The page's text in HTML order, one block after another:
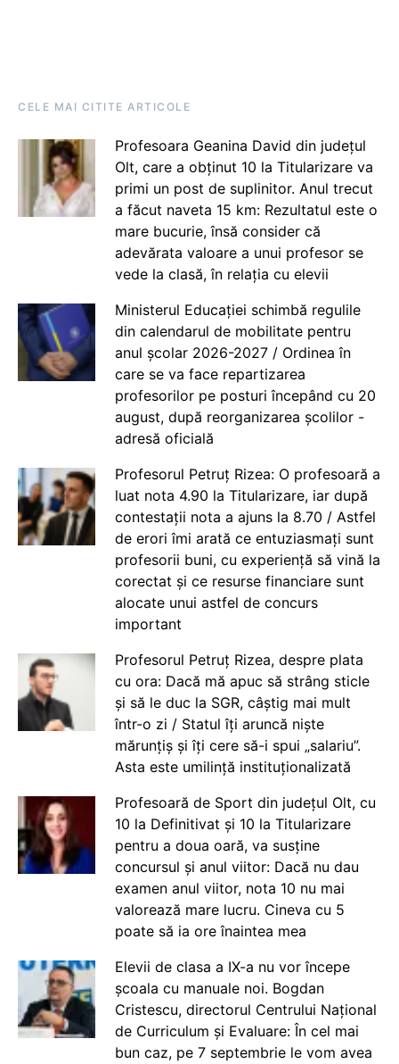
CELE MAI CITITE ARTICOLE
Profesoara Geanina David din județul
Olt, care a obținut 10 la Titularizare va
primi un post de suplinitor. Anul trecut
a făcut naveta 15 km: Rezultatul este o
mare bucurie, însă consider că
adevărata valoare a unui profesor se
vede la clasă, în relația cu elevii
Ministerul Educației schimbă regulile
din calendarul de mobilitate pentru
anul școlar 2026-2027 / Ordinea în
care se va face repartizarea
profesorilor pe posturi începând cu 20
august, după reorganizarea școlilor -
adresă oficială
Profesorul Petruț Rizea: O profesoară a
luat nota 4.90 la Titularizare, iar după
contestații nota a ajuns la 8.70 / Astfel
de erori îmi arată ce entuziasmați sunt
profesorii buni, cu experiență să vină la
corectat și ce resurse financiare sunt
alocate unui astfel de concurs
important
Profesorul Petruț Rizea, despre plata
cu ora: Dacă mă apuc să strâng sticle
și să le duc la SGR, câștig mai mult
într-o zi / Statul îți aruncă niște
mărunțiș și îți cere să-i spui „salariu”.
Asta este umilință instituționalizată
Profesoară de Sport din județul Olt, cu
10 la Definitivat și 10 la Titularizare
pentru a doua oară, va susține
concursul și anul viitor: Dacă nu dau
examen anul viitor, nota 10 nu mai
valorează mare lucru. Cineva cu 5
poate să ia ore înaintea mea
Elevii de clasa a IX-a nu vor începe
școala cu manuale noi. Bogdan
Cristescu, directorul Centrului Național
de Curriculum și Evaluare: În cel mai
bun caz, pe 7 septembrie le vom avea